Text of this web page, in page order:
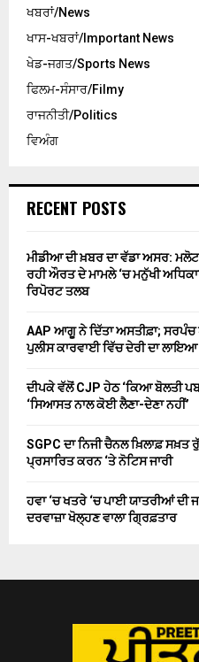
ਖਬਰਾਂ/News
ਖਾਸ-ਖਬਰਾਂ/Important News
ਖੇਡ-ਜਗਤ/Sports News
ਫਿਲਮ-ਸੰਸਾਰ/Filmy
ਰਾਜਨੀਤੀ/Politics
ਵਿਅੰਗ
RECENT POSTS
ਮੀਡੀਆ ਦੀ ਖ਼ਬਰ ਦਾ ਵੱਡਾ ਅਸਰ:
ਰਹੀ ਔਰਤ ਦੇ ਮਾਮਲੇ ‘ਚ ਮਨੁੱਖੀ
ਰਿਪੋਰਟ ਤਲਬ
AAP ਆਗੂ ਨੇ ਦਿੱਤਾ ਅਸਤੀਫ਼ਾ; ਸਰਪੰਚ
ਪੁਲੀਸ ਕਾਰਵਾਈ ਵਿੱਚ ਦੇਰੀ ਦਾ
ਦੀਪਕੇ ਵੱਲੋਂ CJP ਹੇਠ ‘ਕਿਆ ਬੋਲਤੀ
‘ਸਿਆਸਤ ਨਾਲ ਕੋਈ ਲੈਣਾ-ਦੇਣਾ ਨਹੀਂ’
SGPC ਦਾ ਨਿਜੀ ਚੈਨਲ ਖ਼ਿਲਾਫ਼ ਸਖ਼ਤ
ਪ੍ਰਸਾਰਿਤ ਕਰਨ ‘ਤੇ ਨੋਟਿਸ ਜਾਰੀ
ਹਵਾ ‘ਚ ਖਤਰੇ ‘ਚ ਪਾਈ ਯਾਤਰੀਆਂ ਦੀ
ਦਰਵਾਜ਼ਾ ਖੋਲ੍ਹਣ ਵਾਲਾ ਗ੍ਰਿਫ਼ਤਾਰ